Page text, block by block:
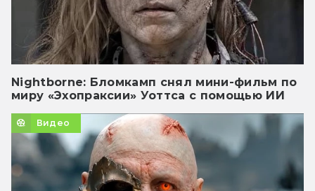
Nightborne: Бломкамп снял мини-фильм по
миру «Эхопраксии» Уоттса с помощью ИИ
Видео